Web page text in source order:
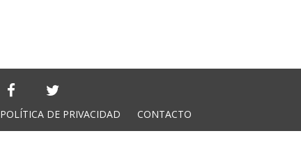
POLÍTICA DE PRIVACIDAD CONTACTO